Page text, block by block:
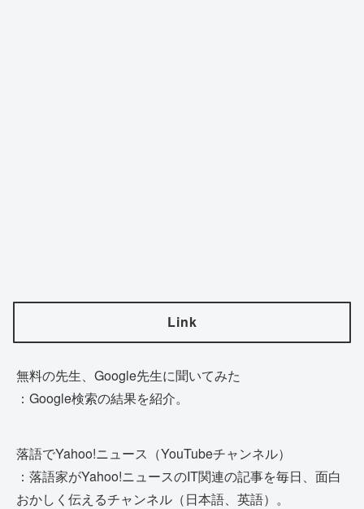
Link
無料の先生、Google先生に聞いてみた
：Google検索の結果を紹介。
落語でYahoo!ニュース（YouTubeチャンネル）
：落語家がYahoo!ニュースのIT関連の記事を毎日、面白
おかしく伝えるチャンネル（日本語、英語）。